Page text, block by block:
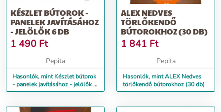
KÉSZLET BÚTOROK -
PANELEK JAVÍTÁSÁHOZ
- JELÖLŐK 6 DB
1 490 Ft
Pepita
Hasonlók, mint Készlet bútorok
- panelek javításához - jelölők 6
db
ALEX NEDVES
TÖRLŐKENDŐ
BÚTOROKHOZ (30 DB)
1 841 Ft
Pepita
Hasonlók, mint ALEX Nedves
törlőkendő bútorokhoz (30 db)